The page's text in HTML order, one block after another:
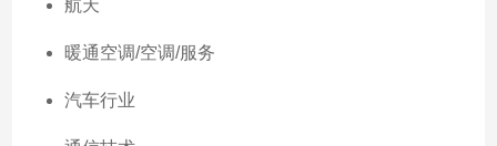
航天
暖通空调/空调/服务
汽车行业